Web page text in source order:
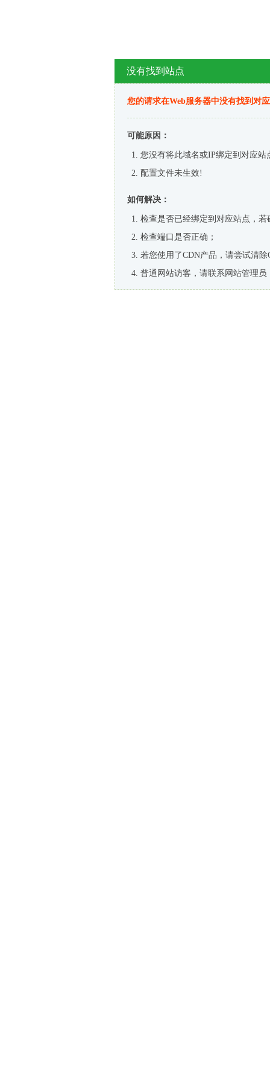
没有找到站点
您的请求在Web服务器中没有找到对
可能原因：
您没有将此域名或IP绑定到对应站
配置文件未生效!
如何解决：
检查是否已经绑定到对应站点，
检查端口是否正确；
若您使用了CDN产品，请尝试清除
普通网站访客，请联系网站管理员